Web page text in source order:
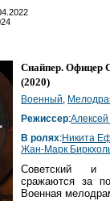
Снайпер.
(2020)
Военный,
Режиссер:
В ролях:Никита
Жан-Марк
Советский и
сражаются за
Военная